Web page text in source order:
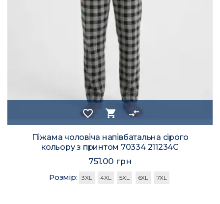
favorite_border shopping_cart compare_arrows
Піжама чоловіча напівбатальна сірого
кольору з принтом 70334 211234C
751.00 грн
Розмір: 3XL 4XL 5XL 6XL 7XL